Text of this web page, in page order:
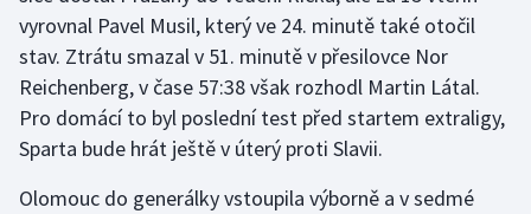
Stolní tenis
Triatlon
Veslování
Vodní slalom
vyrovnal Pavel Musil, který ve 24. minutě také otočil
stav. Ztrátu smazal v 51. minutě v přesilovce Nor
Reichenberg, v čase 57:38 však rozhodl Martin Látal.
Pro domácí to byl poslední test před startem extraligy,
Sparta bude hrát ještě v úterý proti Slavii.
Olomouc do generálky vstoupila výborně a v sedmé